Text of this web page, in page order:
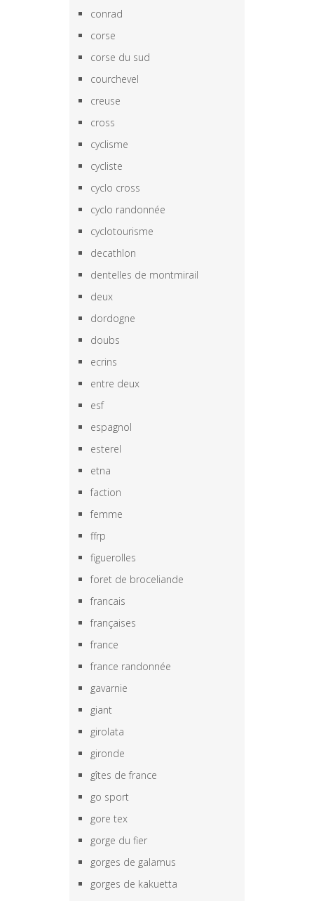
conrad
corse
corse du sud
courchevel
creuse
cross
cyclisme
cycliste
cyclo cross
cyclo randonnée
cyclotourisme
decathlon
dentelles de montmirail
deux
dordogne
doubs
ecrins
entre deux
esf
espagnol
esterel
etna
faction
femme
ffrp
figuerolles
foret de broceliande
francais
françaises
france
france randonnée
gavarnie
giant
girolata
gironde
gîtes de france
go sport
gore tex
gorge du fier
gorges de galamus
gorges de kakuetta